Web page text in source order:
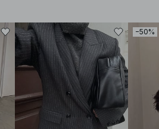
−50%